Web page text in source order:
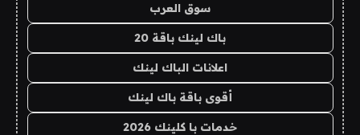
سوق العرب
باك لينك باقة 20
اعلانات الباك لينك
أقوى باقة باك لينك
خدمات با كلينك 2026